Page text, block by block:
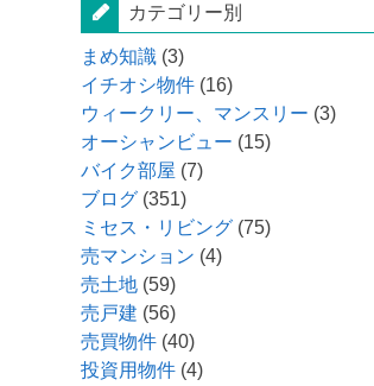
カテゴリー別
まめ知識 (3)
イチオシ物件 (16)
ウィークリー、マンスリー (3)
オーシャンビュー (15)
バイク部屋 (7)
ブログ (351)
ミセス・リビング (75)
売マンション (4)
売土地 (59)
売戸建 (56)
売買物件 (40)
投資用物件 (4)